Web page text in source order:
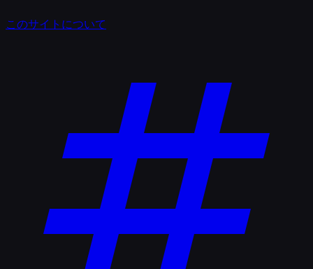
このサイトについて